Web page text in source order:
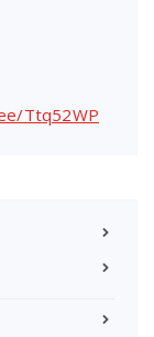
Ttq52WP